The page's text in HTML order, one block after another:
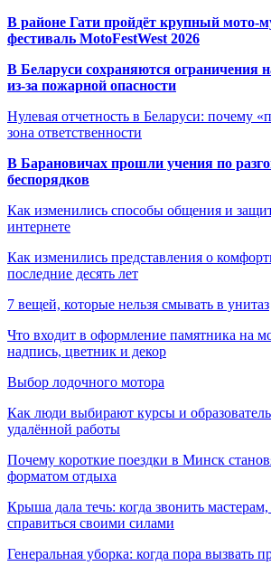
В районе Гати пройдёт крупный мото-
фестиваль MotoFestWest 2026
В Беларуси сохраняются ограничения
из-за пожарной опасности
Нулевая отчетность в Беларуси: почему
зона ответственности
В Барановичах прошли учения по
беспорядков
Как изменились способы общения и
интернете
Как изменились представления о
последние десять лет
7 вещей, которые нельзя смывать в унитаз
Что входит в оформление памятника на
надпись, цветник и декор
Выбор лодочного мотора
Как люди выбирают курсы и
удалённой работы
Почему короткие поездки в Минск
форматом отдыха
Крыша дала течь: когда звонить
справиться своими силами
Генеральная уборка: когда пора вызвать